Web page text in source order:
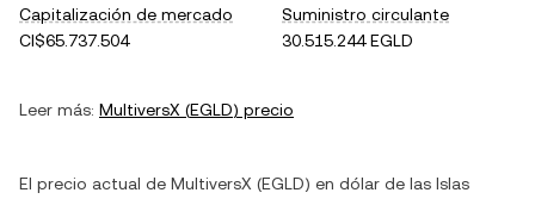
Capitalización de mercado
CI$65.737.504
Suministro circulante
30.515.244 EGLD
Leer más: MultiversX (EGLD) precio
El precio actual de MultiversX (EGLD) en dólar de las Islas